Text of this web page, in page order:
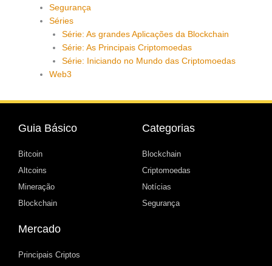
Segurança
Séries
Série: As grandes Aplicações da Blockchain
Série: As Principais Criptomoedas
Série: Iniciando no Mundo das Criptomoedas
Web3
Guia Básico
Bitcoin
Altcoins
Mineração
Blockchain
Categorias
Blockchain
Criptomoedas
Notícias
Segurança
Mercado
Principais Criptos